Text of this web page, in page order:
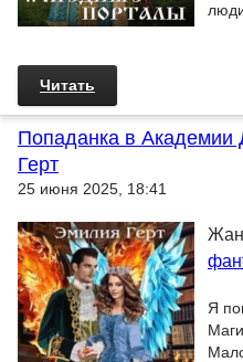
Читать
Попаданка в
Герт
25 июня 2025, 18:41
Я